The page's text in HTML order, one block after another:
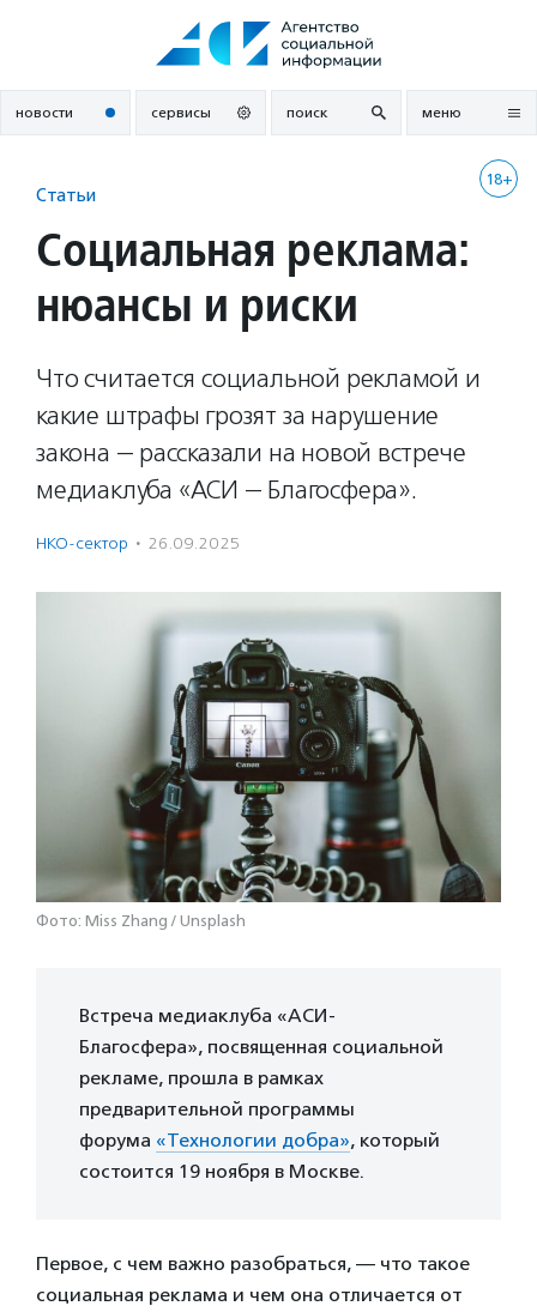
новости сервисы поиск меню
18+
Статьи
Социальная реклама:
нюансы и риски
Что считается социальной рекламой и
какие штрафы грозят за нарушение
закона — рассказали на новой встрече
медиаклуба «АСИ — Благосфера».
НКО-сектор · 26.09.2025
Фото: Miss Zhang / Unsplash
Встреча медиаклуба «АСИ-
Благосфера», посвященная социальной
рекламе, прошла в рамках
предварительной программы
форума «Технологии добра», который
состоится 19 ноября в Москве.
Первое, с чем важно разобраться, — что такое
социальная реклама и чем она отличается от